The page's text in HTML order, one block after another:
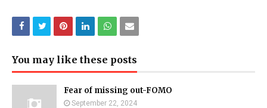
You may like these posts
Fear of missing out-FOMO
September 22, 2024